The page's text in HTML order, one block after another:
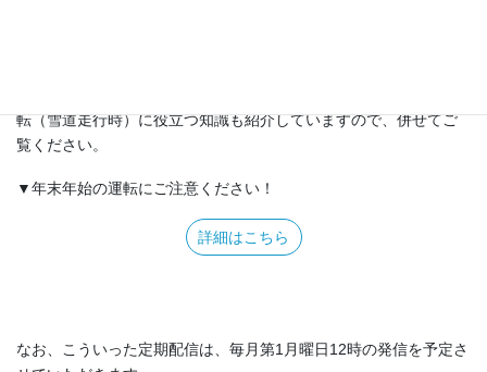
転（雪道走行時）に役立つ知識も紹介していますので、併せてご
覧ください。
▼年末年始の運転にご注意ください！
詳細はこちら
なお、こういった定期配信は、毎月第1月曜日12時の発信を予定さ